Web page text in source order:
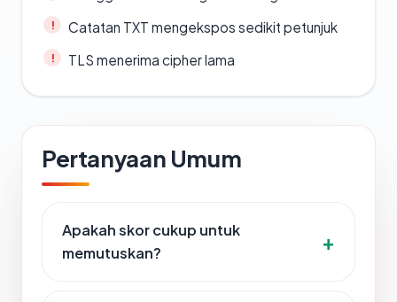
Catatan TXT mengekspos sedikit petunjuk
TLS menerima cipher lama
Pertanyaan Umum
Apakah skor cukup untuk
memutuskan?